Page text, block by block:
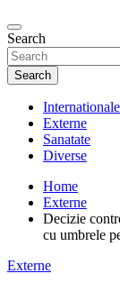
Search
Search
Internationale
Externe
Sanatate
Diverse
Home
Externe
Decizie
cu umbrele
Externe